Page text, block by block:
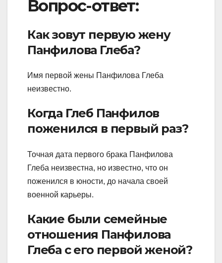
Вопрос-ответ:
Как зовут первую жену
Панфилова Глеба?
Имя первой жены Панфилова Глеба
неизвестно.
Когда Глеб Панфилов
поженился в первый раз?
Точная дата первого брака Панфилова
Глеба неизвестна, но известно, что он
поженился в юности, до начала своей
военной карьеры.
Какие были семейные
отношения Панфилова
Глеба с его первой женой?